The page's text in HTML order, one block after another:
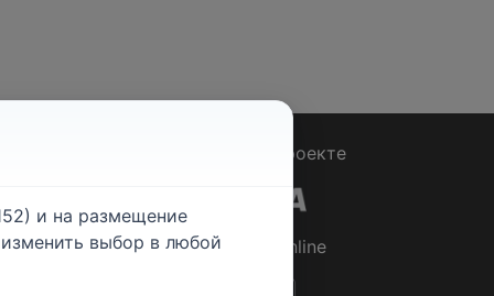
О проекте
© 2026Rabotniki.online
и на размещение
выбор в любой